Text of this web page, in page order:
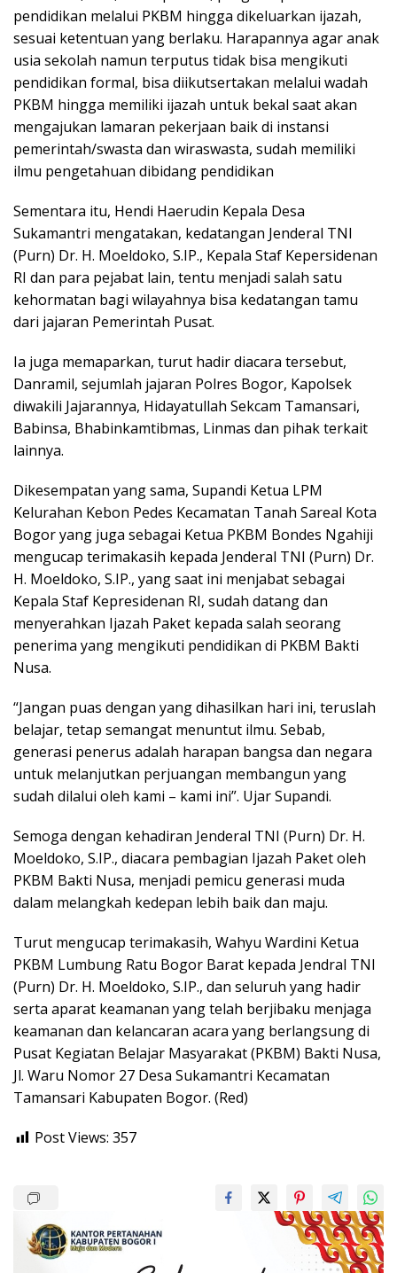
pendidikan melalui PKBM hingga dikeluarkan ijazah,
sesuai ketentuan yang berlaku. Harapannya agar anak
usia sekolah namun terputus tidak bisa mengikuti
pendidikan formal, bisa diikutsertakan melalui wadah
PKBM hingga memiliki ijazah untuk bekal saat akan
mengajukan lamaran pekerjaan baik di instansi
pemerintah/swasta dan wiraswasta, sudah memiliki
ilmu pengetahuan dibidang pendidikan
Sementara itu, Hendi Haerudin Kepala Desa
Sukamantri mengatakan, kedatangan Jenderal TNI
(Purn) Dr. H. Moeldoko, S.IP., Kepala Staf Kepersidenan
RI dan para pejabat lain, tentu menjadi salah satu
kehormatan bagi wilayahnya bisa kedatangan tamu
dari jajaran Pemerintah Pusat.
Ia juga memaparkan, turut hadir diacara tersebut,
Danramil, sejumlah jajaran Polres Bogor, Kapolsek
diwakili Jajarannya, Hidayatullah Sekcam Tamansari,
Babinsa, Bhabinkamtibmas, Linmas dan pihak terkait
lainnya.
Dikesempatan yang sama, Supandi Ketua LPM
Kelurahan Kebon Pedes Kecamatan Tanah Sareal Kota
Bogor yang juga sebagai Ketua PKBM Bondes Ngahiji
mengucap terimakasih kepada Jenderal TNI (Purn) Dr.
H. Moeldoko, S.IP., yang saat ini menjabat sebagai
Kepala Staf Kepresidenan RI, sudah datang dan
menyerahkan Ijazah Paket kepada salah seorang
penerima yang mengikuti pendidikan di PKBM Bakti
Nusa.
“Jangan puas dengan yang dihasilkan hari ini, teruslah
belajar, tetap semangat menuntut ilmu. Sebab,
generasi penerus adalah harapan bangsa dan negara
untuk melanjutkan perjuangan membangun yang
sudah dilalui oleh kami – kami ini”. Ujar Supandi.
Semoga dengan kehadiran Jenderal TNI (Purn) Dr. H.
Moeldoko, S.IP., diacara pembagian Ijazah Paket oleh
PKBM Bakti Nusa, menjadi pemicu generasi muda
dalam melangkah kedepan lebih baik dan maju.
Turut mengucap terimakasih, Wahyu Wardini Ketua
PKBM Lumbung Ratu Bogor Barat kepada Jendral TNI
(Purn) Dr. H. Moeldoko, S.IP., dan seluruh yang hadir
serta aparat keamanan yang telah berjibaku menjaga
keamanan dan kelancaran acara yang berlangsung di
Pusat Kegiatan Belajar Masyarakat (PKBM) Bakti Nusa,
Jl. Waru Nomor 27 Desa Sukamantri Kecamatan
Tamansari Kabupaten Bogor. (Red)
Post Views: 357